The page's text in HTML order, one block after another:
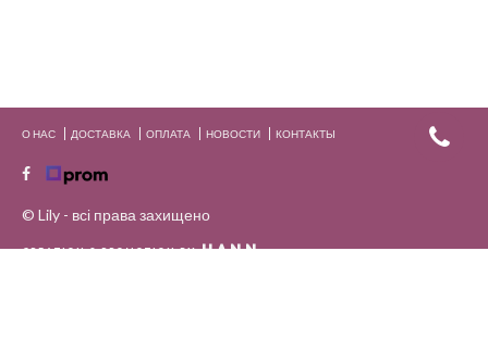
О НАС ДОСТАВКА ОПЛАТА НОВОСТИ КОНТАКТЫ
© Lily - всі права захищено
CREATION & PROMOTION BYHANN.